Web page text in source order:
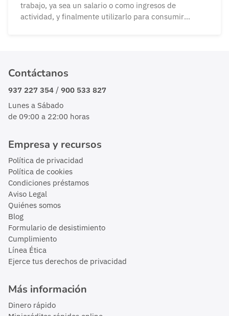
trabajo, ya sea un salario o como ingresos de
actividad, y finalmente utilizarlo para consumir
Contáctanos
937 227 354 / 900 533 827
Lunes a Sábado
de 09:00 a 22:00 horas
Empresa y recursos
Política de privacidad
Política de cookies
Condiciones préstamos
Aviso Legal
Quiénes somos
Blog
Formulario de desistimiento
Cumplimiento
Línea Ética
Ejerce tus derechos de privacidad
Más información
Dinero rápido